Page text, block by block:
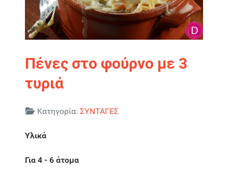
Πένες στο φούρνο με 3
τυριά
Λεπτομέρειες
Κατηγορία: ΣΥΝΤΑΓΕΣ
Υλικά
Για 4 - 6 άτομα